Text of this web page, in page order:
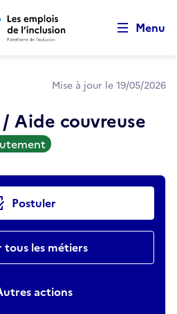
au contenu principal
Menu
Mise à jour le 19/05/2026
Aide couvreuse
Postuler
tous les métiers
actions